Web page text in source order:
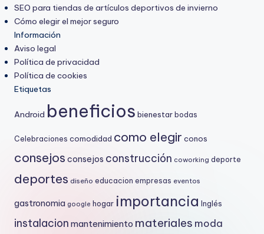
SEO para tiendas de artículos deportivos de invierno
Cómo elegir el mejor seguro
Información
Aviso legal
Política de privacidad
Política de cookies
Etiquetas
Android beneficios bienestar bodas
Celebraciones comodidad como elegir conos
consejos consejos construcción coworking deporte
deportes diseño educacion empresas eventos
gastronomia google hogar importancia Inglés
instalacion mantenimiento materiales moda